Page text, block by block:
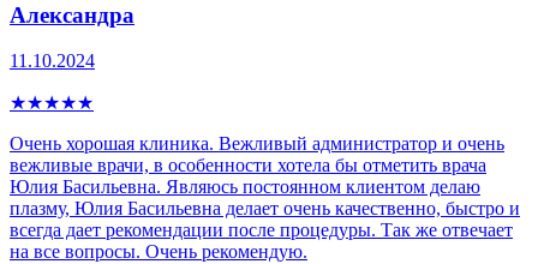
Александра
11.10.2024
★★★★★
Очень хорошая клиника. Вежливый администратор и очень
вежливые врачи, в особенности хотела бы отметить врача
Юлия Басильевна. Являюсь постоянном клиентом делаю
плазму, Юлия Басильевна делает очень качественно, быстро и
всегда дает рекомендации после процедуры. Так же отвечает
на все вопросы. Очень рекомендую.